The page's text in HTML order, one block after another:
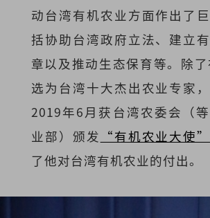
动台湾有机农业方面作出了
括协助台湾政府立法、建立
章以及推动生态保育等。除
选为台湾十大杰出农业专家
2019年6月获台湾农委会（
业部）颁发 “有机农业大使”
了他对台湾有机农业的付出。